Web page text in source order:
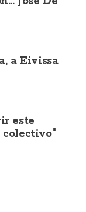
a Eivissa
este
colectivo"